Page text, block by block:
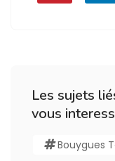
Les sujets
vous
Bouygues